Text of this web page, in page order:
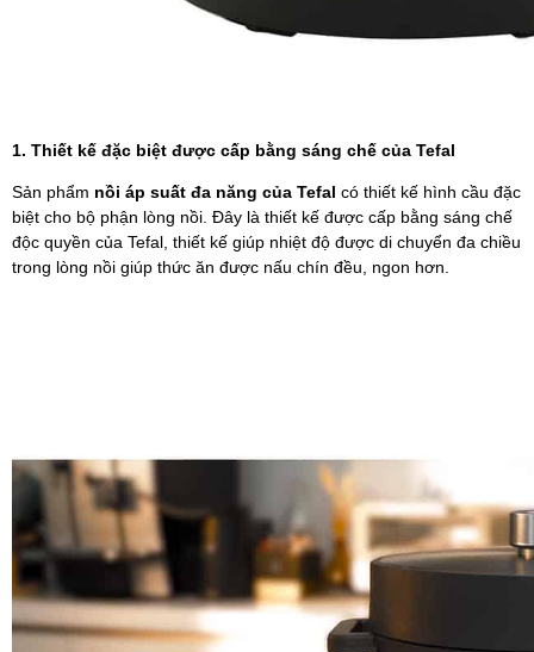
1. Thiết kế đặc biệt được cấp bằng sáng chế của Tefal
Sản phẩm nồi áp suất đa năng của Tefal có thiết kế hình cầu đặc
biệt cho bộ phận lòng nồi. Đây là thiết kế được cấp bằng sáng chế
độc quyền của Tefal, thiết kế giúp nhiệt độ được di chuyển đa chiều
trong lòng nồi giúp thức ăn được nấu chín đều, ngon hơn.